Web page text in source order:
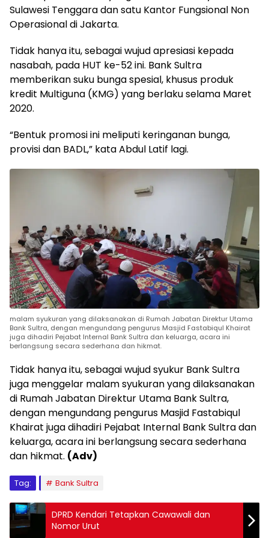
Sulawesi Tenggara dan satu Kantor Fungsional Non
Operasional di Jakarta.
Tidak hanya itu, sebagai wujud apresiasi kepada
nasabah, pada HUT ke-52 ini. Bank Sultra
memberikan suku bunga spesial, khusus produk
kredit Multiguna (KMG) yang berlaku selama Maret
2020.
“Bentuk promosi ini meliputi keringanan bunga,
provisi dan BADL,” kata Abdul Latif lagi.
malam syukuran yang dilaksanakan di Rumah Jabatan Direktur Utama
Bank Sultra, dengan mengundang pengurus Masjid Fastabiqul Khairat
juga dihadiri Pejabat Internal Bank Sultra dan keluarga, acara ini
berlangsung secara sederhana dan hikmat.
Tidak hanya itu, sebagai wujud syukur Bank Sultra
juga menggelar malam syukuran yang dilaksanakan
di Rumah Jabatan Direktur Utama Bank Sultra,
dengan mengundang pengurus Masjid Fastabiqul
Khairat juga dihadiri Pejabat Internal Bank Sultra dan
keluarga, acara ini berlangsung secara sederhana
dan hikmat. (Adv)
Tag: Bank Sultra
DPRD Kendari Tetapkan Cawawali dan
Nomor Urut